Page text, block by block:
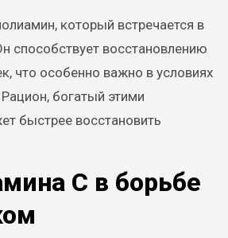
который встречается в
способствует восстановлению
что особенно важно в условиях
богатый этими
быстрее восстановить
C в борьбе